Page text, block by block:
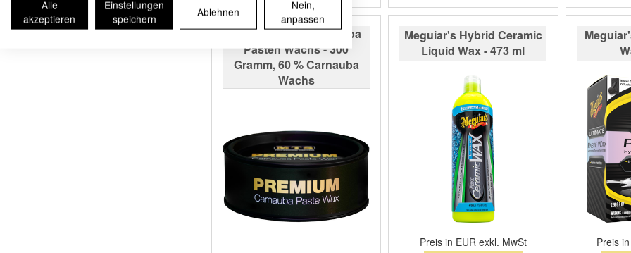
MTS Premium Carnauba
Pasten Wachs - 300
Gramm, 60 % Carnauba
Wachs
Meguiar's Hybrid Ceramic
Liquid Wax - 473 ml
Preis in EUR exkl. MwSt Preis
Alle
akzeptieren
Einstellungen
speichern
Ablehnen
Nein,
anpassen